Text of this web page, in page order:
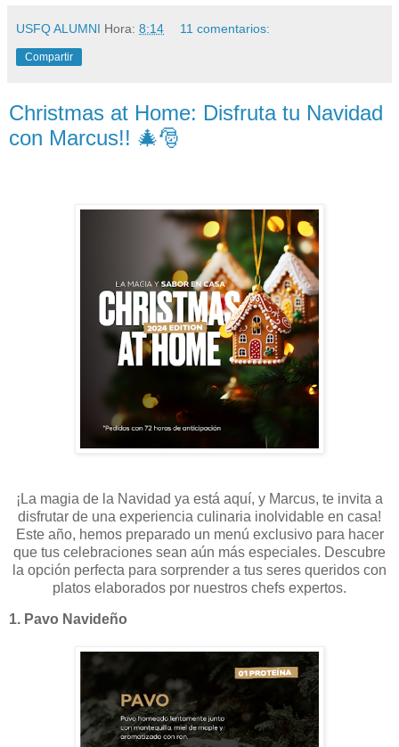
USFQ ALUMNI Hora: 8:14 11 comentarios:
Compartir
Christmas at Home: Disfruta tu Navidad
con Marcus!! 🎄🎅
¡La magia de la Navidad ya está aquí, y Marcus, te invita a
disfrutar de una experiencia culinaria inolvidable en casa!
Este año, hemos preparado un menú exclusivo para hacer
que tus celebraciones sean aún más especiales. Descubre
la opción perfecta para sorprender a tus seres queridos con
platos elaborados por nuestros chefs expertos.
1. Pavo Navideño